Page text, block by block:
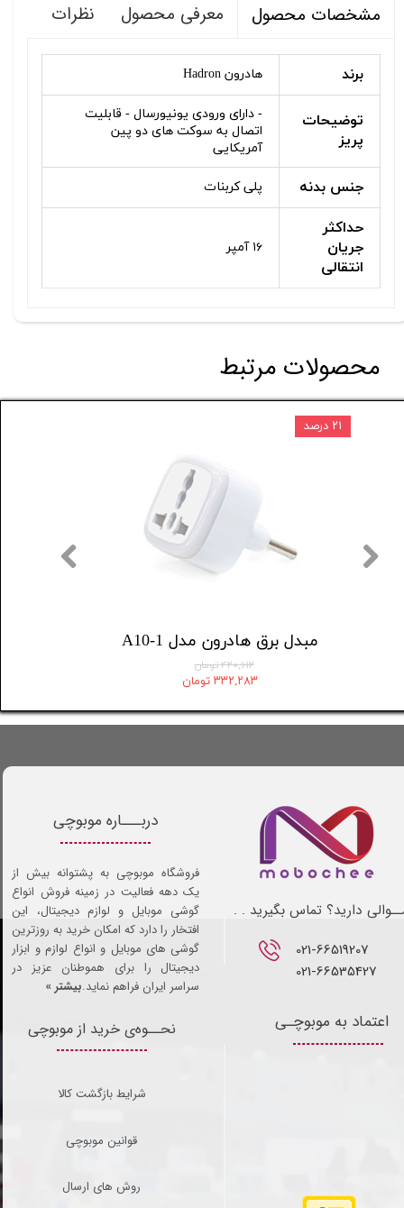
مشخصات محصول معرفی محصول نظرات
برند هادرون Hadron
توضیحات
پریز
- دارای ورودی یونیورسال - قابلیت
اتصال به سوکت های دو پین
آمریکایی
جنس بدنه پلی کربنات
حداکثر
جریان
انتقالی
۱۶ آمپر
محصولات مرتبط
مبدل برق هادرون مدل A10-1
۴۲۰,۶۱۲ تومان
۳۳۲,۲۸۳ تومان
۲۱ درصد
021-66519207​​​​​​​
021-66535427
دارید؟ تماس بگیرید . .
نحــوه‌ی خرید از موبوچی
شرایط بازگشت کالا
قوانین موبوچی
روش های ارسال
اعتماد به موبوچـی
دربـــاره موبوچی
فروشگاه موبوچی به پشتوانه بیش از
یک دهه فعالیت در زمینه فروش انواع
گوشی موبایل و لوازم دیجیتال، این
افتخار را دارد که امکان خرید به روزترین
گوشی های موبایل و انواع لوازم و ابزار
دیجیتال را برای هموطنان عزیز در
سراسر ایران فراهم نماید.بیشتر »